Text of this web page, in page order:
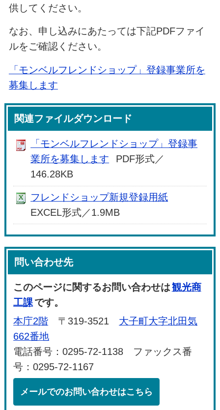
供してください。
なお、申し込みにあたっては下記PDFファイ
ルをご確認ください。
「モンベルフレンドショップ」登録事業所を
募集します
関連ファイルダウンロード
「モンベルフレンドショップ」登録事
業所を募集します
PDF形式／
146.28KB
フレンドショップ新規登録用紙
EXCEL形式／1.9MB
問い合わせ先
このページに関するお問い合わせは観光商
工課です。
本庁2階 〒319-3521 大子町大字北田気
662番地
電話番号：0295-72-1138 ファックス番
号：0295-72-1167
メールでのお問い合わせはこちら